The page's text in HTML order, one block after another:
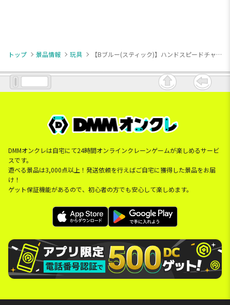
トップ 景品情報 玩具 【Bブルー(スティック)】ハンドスピードチャレンジャー
DMMオンクレは自宅にて24時間オンラインクレーンゲームが楽しめるサービ
スです。
遊べる景品は3,000点以上！発送依頼を行えばご自宅に獲得した景品をお届
け！
ゲット保証機能があるので、初心者の方でも安心して楽しめます。